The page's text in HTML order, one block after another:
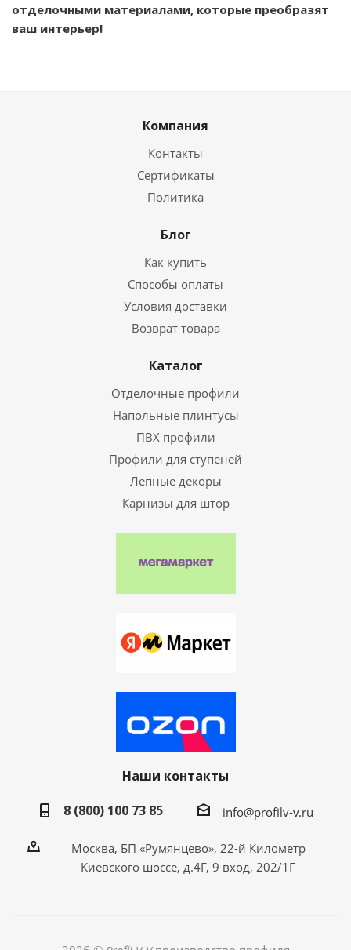
отделочными материалами, которые преобразят
ваш интерьер!
Компания
Контакты
Сертификаты
Политика
Блог
Как купить
Способы оплаты
Условия доставки
Возврат товара
Каталог
Отделочные профили
Напольные плинтусы
ПВХ профили
Профили для ступеней
Лепные декоры
Карнизы для штор
Наши контакты
8 (800) 100 73 85
info@profilv-v.ru
Москва, БП «Румянцево», 22-й Километр
Киевского шоссе, д.4Г, 9 вход, 202/1Г